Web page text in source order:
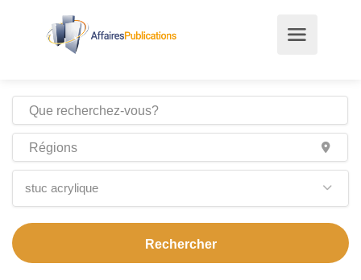
stuc acrylique